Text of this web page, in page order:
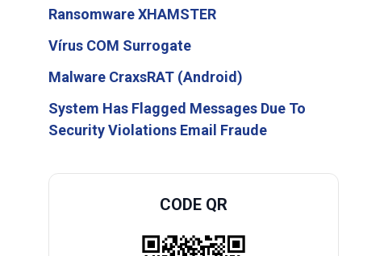
Ransomware XHAMSTER
Vírus COM Surrogate
Malware CraxsRAT (Android)
System Has Flagged Messages Due To
Security Violations Email Fraude
CODE QR